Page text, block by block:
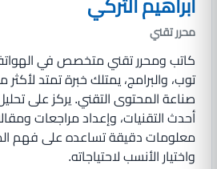
محرر تقني
كاتب ومحرر تقني متخصص في
صناعة المحتوى التقني. يركز على
أحدث التقنيات، وإعداد مراجعات
معلومات دقيقة تساعده على فهم
واختيار الأنسب لاحتياجاته.